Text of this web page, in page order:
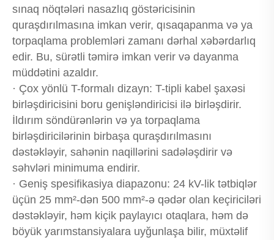
sınaq nöqtələri nasazlıq göstəricisinin
quraşdırılmasına imkan verir, qısaqapanma və ya
torpaqlama problemləri zamanı dərhal xəbərdarlıq
edir. Bu, sürətli təmirə imkan verir və dayanma
müddətini azaldır.
· Çox yönlü T-formalı dizayn: T-tipli kabel şaxəsi
birləşdiricisini boru genişləndiricisi ilə birləşdirir.
İldırım söndürənlərin və ya torpaqlama
birləşdiricilərinin birbaşa quraşdırılmasını
dəstəkləyir, sahənin naqillərini sadələşdirir və
səhvləri minimuma endirir.
· Geniş spesifikasiya diapazonu: 24 kV-lik tətbiqlər
üçün 25 mm²-dən 500 mm²-ə qədər olan keçiriciləri
dəstəkləyir, həm kiçik paylayıcı otaqlara, həm də
böyük yarımstansiyalara uyğunlaşa bilir, müxtəlif